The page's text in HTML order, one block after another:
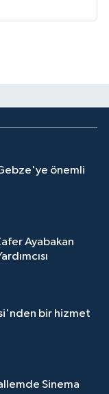
önemli
Ayabakan
bir hizmet
Sinema